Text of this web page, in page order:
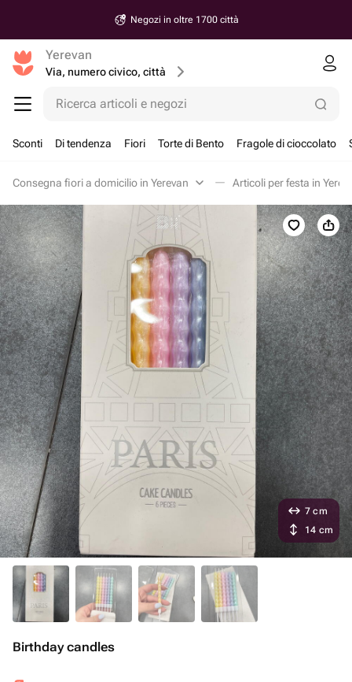
Negozi in oltre 1700 città
Yerevan
Via, numero civico, città
Ricerca articoli e negozi
Sconti Di tendenza Fiori Torte di Bento Fragole di cioccolato
Consegna fiori a domicilio in Yerevan Articoli per festa in
Birthday candles
7 cm
14 cm